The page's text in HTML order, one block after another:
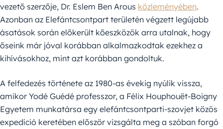
vezető szerzője, Dr. Eslem Ben Arous közleményében.
Azonban az Elefántcsontpart területén végzett legújabb
ásatások során előkerült kőeszközök arra utalnak, hogy
őseink már jóval korábban alkalmazkodtak ezekhez a
kihívásokhoz, mint azt korábban gondoltuk.
A felfedezés története az 1980-as évekig nyúlik vissza,
amikor Yodé Guédé professzor, a Félix Houphouët-Boigny
Egyetem munkatársa egy elefántcsontparti-szovjet közös
expedíció keretében először vizsgálta meg a szóban forgó